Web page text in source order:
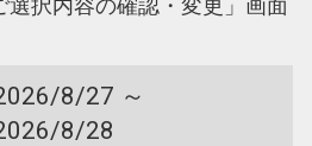
選択内容の確認・変更」画面
8/27 ～
8/28